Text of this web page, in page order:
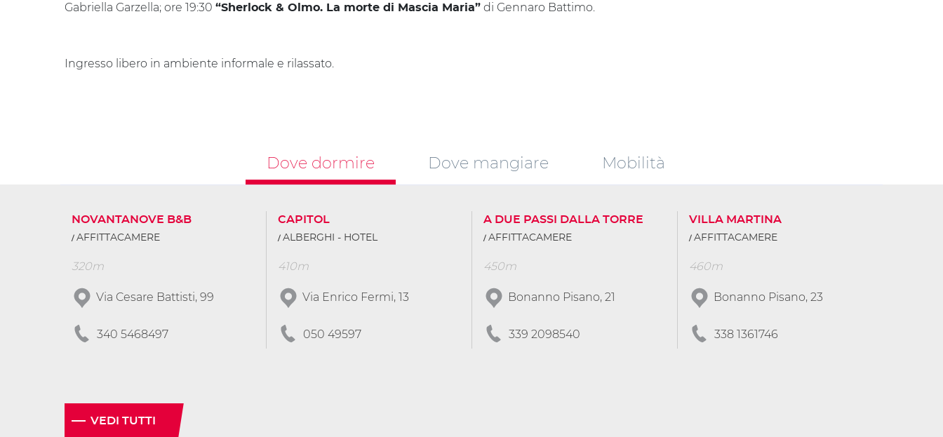
Gabriella Garzella; ore 19:30 “Sherlock & Olmo. La morte di Mascia Maria” di Gennaro Battimo.
Ingresso libero in ambiente informale e rilassato.
Dove dormire Dove mangiare Mobilità
NOVANTANOVE B&B
AFFITTACAMERE
320m
Via Cesare Battisti, 99
340 5468497
CAPITOL
ALBERGHI - HOTEL
410m
Via Enrico Fermi, 13
050 49597
A DUE PASSI DALLA TORRE
AFFITTACAMERE
450m
Bonanno Pisano, 21
339 2098540
VILLA MARTINA
AFFITTACAMERE
460m
Bonanno Pisano, 23
338 1361746
VEDI TUTTI